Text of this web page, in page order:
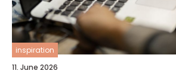
inspiration
11. June 2026